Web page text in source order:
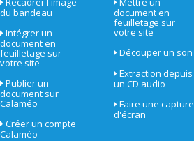
du bandeau
Intégrer un
document en
feuilletage sur
votre site
Publier un
document sur
Calaméo
Créer un compte
Calaméo
document en
feuilletage sur
votre site
Découper un son
Extraction depuis
un CD audio
Faire une capture
d'écran